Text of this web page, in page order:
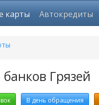
карты Автокредиты
Грязей
В день обращения